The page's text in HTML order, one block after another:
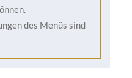
| Koriander
MIT
Roast Beef mit
des Menüs sind